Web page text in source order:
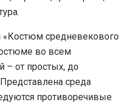
«Костюм средневекового
во всем
– от простых, до
среда
противоречивые